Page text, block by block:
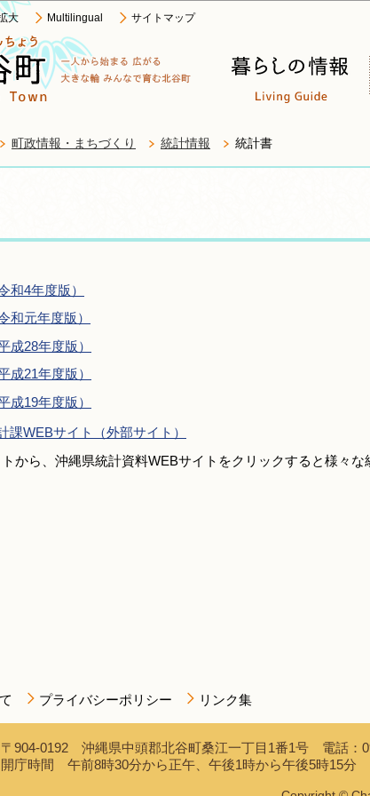
大 Multilingual サイトマップ
町政情報・まちづくり 統計情報 統計書
和4年度版）
和元年度版）
成28年度版）
成21年度版）
成19年度版）
課WEBサイト（外部サイト）
から、沖縄県統計資料WEBサイトをクリックすると様々な
プライバシーポリシー リンク集
〒904-0192 沖縄県中頭郡北谷町桑江一丁目1番1号 電話：
開庁時間 午前8時30分から正午、午後1時から午後5時15分